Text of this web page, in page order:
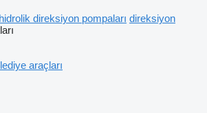
hidrolik direksiyon pompaları direksiyon
araçları